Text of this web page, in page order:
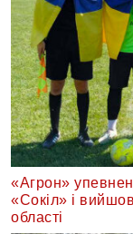
«Агрон»
«Сокіл» і
області